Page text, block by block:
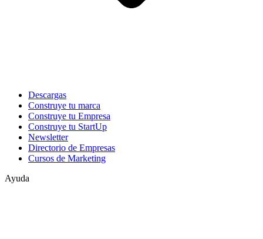
Descargas
Construye tu marca
Construye tu Empresa
Construye tu StartUp
Newsletter
Directorio de Empresas
Cursos de Marketing
Ayuda